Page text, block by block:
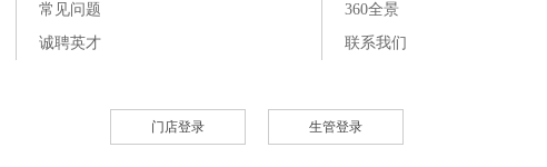
常见问题
诚聘英才
360全景
联系我们
门店登录 生管登录